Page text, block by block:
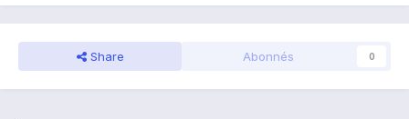
Share Abonnés 0